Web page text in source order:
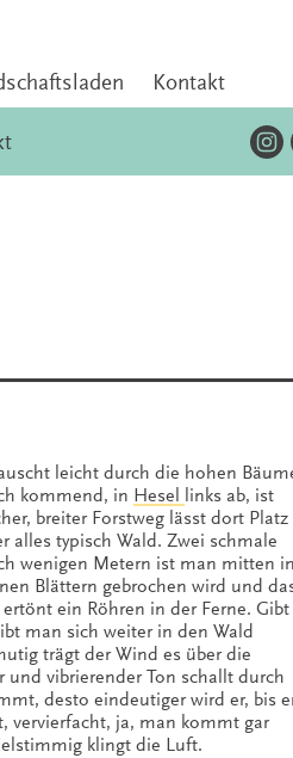
Kontakt
leicht durch die hohen
kommend, in Hesel
links ab, ist
breiter Forstweg lässt dort Platz
alles typisch Wald. Zwei schmale
wenigen Metern ist man mitten in
Blättern gebrochen wird und
ein Röhren in der Ferne. Gibt
man sich weiter in den Wald
trägt der Wind es über die
vibrierender Ton schallt durch
desto eindeutiger wird er, bis
vervierfacht, ja, man kommt gar
klingt die Luft.